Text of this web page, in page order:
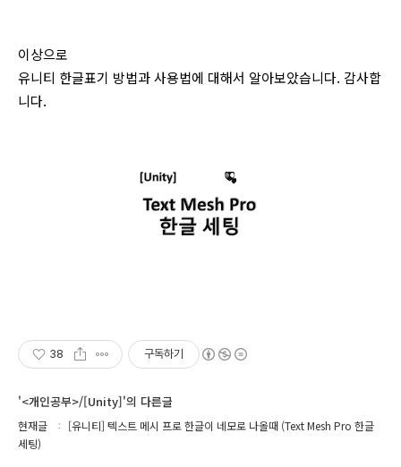
이상으로
유니티 한글표기 방법과 사용법에 대해서 알아보았습니다. 감사합
니다.
38 구독하기
'<개인공부>/[Unity]'의 다른글
현재글
[유니티] 텍스트 메시 프로 한글이 네모로 나올때 (Text Mesh Pro 한글
세팅)